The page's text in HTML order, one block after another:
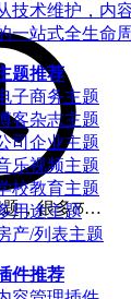
技术维护，内
一站式全生命
题推荐
子商务主题
客杂志主题
司企业主题
乐视频主题
校教育主题
用途主题
产/列表主题
件推荐
题，很多ਲ…